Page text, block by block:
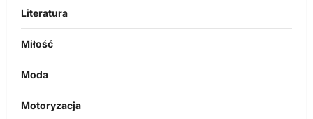
Literatura
Miłość
Moda
Motoryzacja